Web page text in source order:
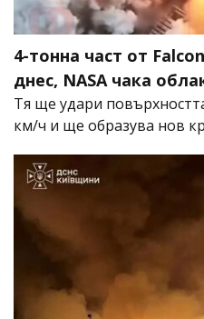
4-тонна част от
днес, NASA чака
Тя ще удари
км/ч и ще образува нов